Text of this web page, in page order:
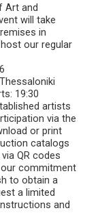
Art and
will take
in
our regular
19:30
artists
via the
or print
catalogs
QR codes
commitment
to obtain a
a limited
and